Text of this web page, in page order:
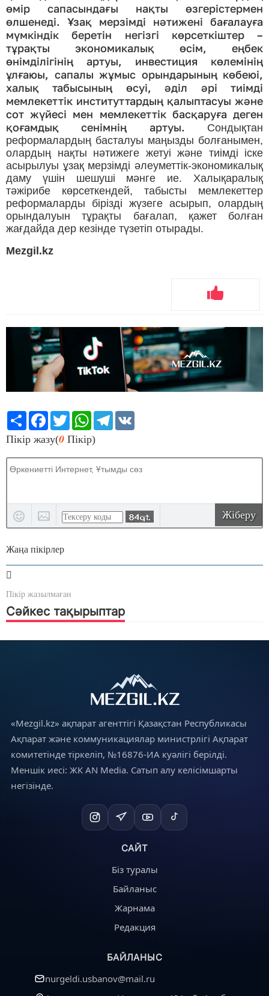
өмір сапасындағы нақты өзгерістермен
өлшенеді. Ұзақ мерзімді нәтижені бағалауға
мүмкіндік беретін негізгі көрсеткіштер –
тұрақты экономикалық өсім, еңбек
өнімділігінің артуы, инвестиция көлемінің
ұлғаюы, сапалы жұмыс орындарының көбеюі,
халық табысының өсуі, әділ әрі тиімді
мемлекеттік институттардың қалыптасуы және
сот жүйесі мен мемлекеттік басқаруға деген
қоғамдық сенімнің артуы. Сондықтан
реформалардың басталуы маңызды болғанымен,
олардың нақты нәтижеге жетуі және тиімді іске
асырылуы ұзақ мерзімді әлеуметтік-экономикалық
даму үшін шешуші мәнге ие. Халықаралық
тәжірибе көрсеткендей, табысты мемлекеттер
реформаларды бірізді жүзеге асырып, олардың
орындалуын тұрақты бағалап, қажет болған
жағдайда дер кезінде түзетіп отырады.
Mezgil.kz
Share Facebook
TwitterWhatsApp
Telegram
Пікір жазу(0 Пікір)
Жіберу
Жаңа пікірлер
Пікір жазылмаған
Сәйкес тақырыптар
«Mezgil.kz» ақпарат агенттігі Қазақстан Республикасы
Ақпарат және коммуникациялар министрлігі Ақпарат
комитетінде тіркеліп, №16876-ИА куәлігі берілді.
Меншік иесі: ЖК AN Media. Сатып алу келісімшарты
негізінде.
САЙТ
Біз туралы
Байланыс
Жарнама
Редакция
БАЙЛАНЫС
nurgeldi.usbanov@mail.ru